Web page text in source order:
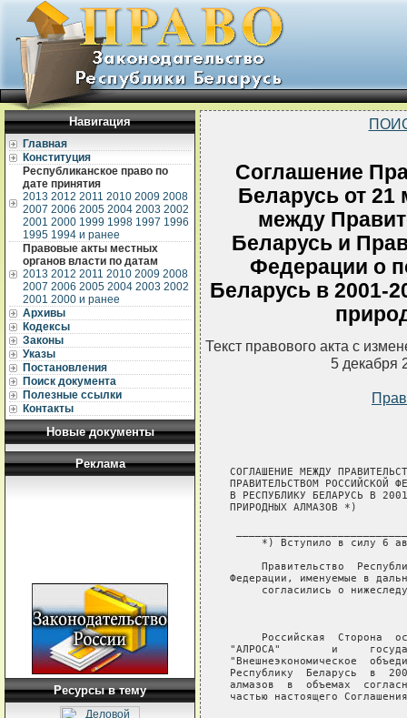
Навигация
Главная
Конституция
Республиканское право по
дате принятия
2013 2012 2011 2010 2009 2008
2007 2006 2005 2004 2003 2002
2001 2000 1999 1998 1997 1996
1995 1994 и ранее
Правовые акты местных
органов власти по датам
2013 2012 2011 2010 2009 2008
2007 2006 2005 2004 2003 2002
2001 2000 и ранее
Архивы
Кодексы
Законы
Указы
Постановления
Поиск документа
Полезные ссылки
Контакты
Новые документы
Реклама
Ресурсы в тему
Соглашение
Беларусь от 21
между
Беларусь и
Федерации о
Беларусь в 2001-
Текст правового акта с
5 декабря
СОГЛАШЕНИЕ МЕЖДУ
ПРАВИТЕЛЬСТВОМ РОССИЙСКОЙ
В РЕСПУБЛИКУ БЕЛАРУСЬ В
ПРИРОДНЫХ АЛМАЗОВ *)
*) Вступило в силу 6
Правительство
Федерации, именуемые в
согласились о
Российская  Сторона
"АЛРОСА"        и
"Внешнеэкономическое
Республику  Беларусь  в
алмазов  в  объемах
частью настоящего